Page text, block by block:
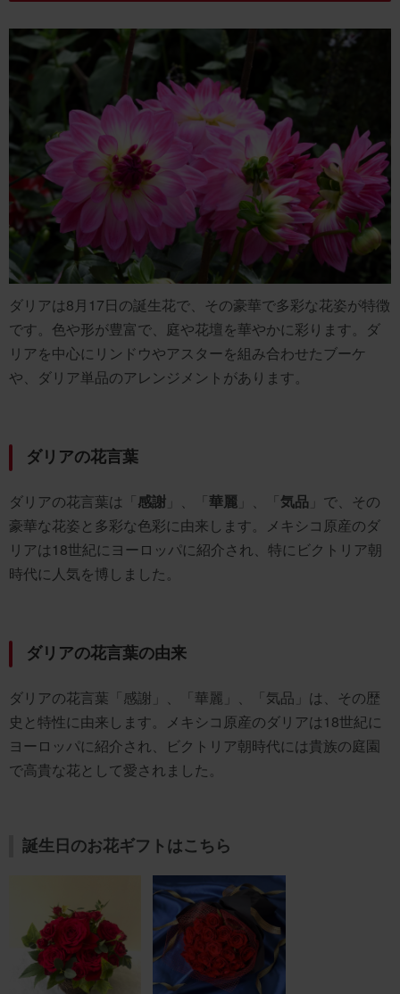
ダリアは8月17日の誕生花で、その豪華で多彩な花姿が特徴
です。色や形が豊富で、庭や花壇を華やかに彩ります。ダ
リアを中心にリンドウやアスターを組み合わせたブーケ
や、ダリア単品のアレンジメントがあります。
ダリアの花言葉
ダリアの花言葉は「感謝 」、「華麗 」、「気品 」で、その
豪華な花姿と多彩な色彩に由来します。メキシコ原産のダ
リアは18世紀にヨーロッパに紹介され、特にビクトリア朝
時代に人気を博しました。
ダリアの花言葉の由来
ダリアの花言葉「感謝」、「華麗」、「気品」は、その歴
史と特性に由来します。メキシコ原産のダリアは18世紀に
ヨーロッパに紹介され、ビクトリア朝時代には貴族の庭園
で高貴な花として愛されました。
誕生日のお花ギフトはこちら